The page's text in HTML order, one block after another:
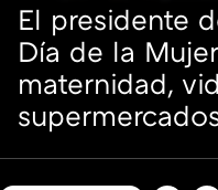
El presidente
Día de la
maternidad,